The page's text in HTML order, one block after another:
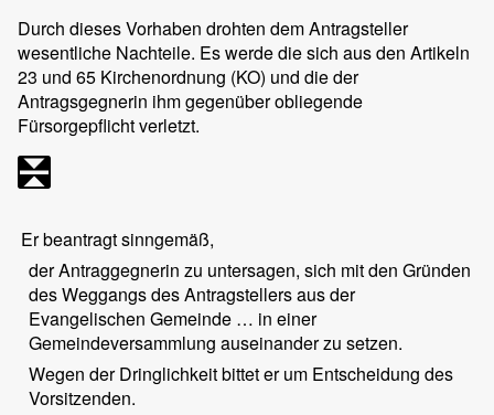
Durch dieses Vorhaben drohten dem Antragsteller
wesentliche Nachteile. Es werde die sich aus den Artikeln
23 und 65 Kirchenordnung (KO) und die der
Antragsgegnerin ihm gegenüber obliegende
Fürsorgepflicht verletzt.
Er beantragt sinngemäß,
der Antraggegnerin zu untersagen, sich mit den Gründen
des Weggangs des Antragstellers aus der
Evangelischen Gemeinde … in einer
Gemeindeversammlung auseinander zu setzen.
Wegen der Dringlichkeit bittet er um Entscheidung des
Vorsitzenden.